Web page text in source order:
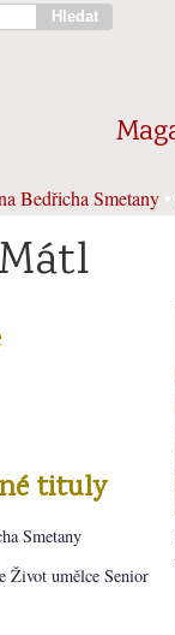
Hledat
Bedřicha Smetany
tituly
Smetany
Život umělce Senior